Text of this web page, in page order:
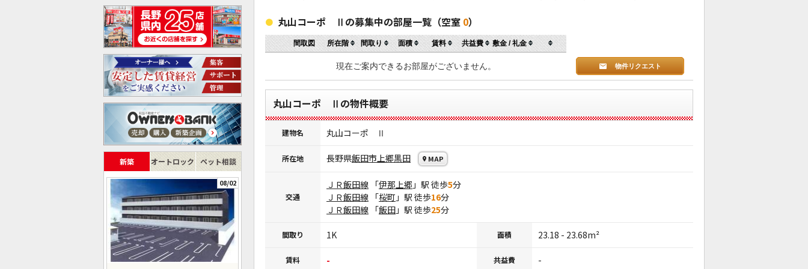
新築 オートロック ペット相談
08/02
丸山コーポ Ⅱの募集中の部屋一覧（空室 0）
間取図 所在階 間取り 面積 賃料 共益費 敷金 / 礼金
現在ご案内できるお部屋がございません。 物件リクエスト
丸山コーポ Ⅱの物件概要
建物名 丸山コーポ Ⅱ
所在地 長野県飯田市上郷黒田 MAP
交通
ＪＲ飯田線 「伊那上郷 」駅 徒歩5分
ＪＲ飯田線 「桜町 」駅 徒歩16分
ＪＲ飯田線 「飯田 」駅 徒歩25分
間取り 1K 面積 23.18 - 23.68m²
賃料 - 共益費 -